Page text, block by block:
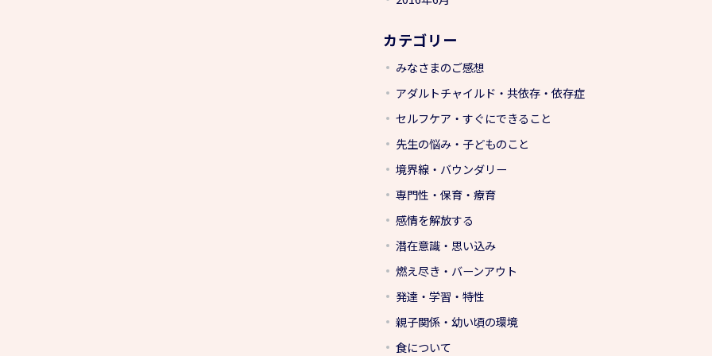
カテゴリー
みなさまのご感想
アダルトチャイルド・共依存・依存症
セルフケア・すぐにできること
先生の悩み・子どものこと
境界線・バウンダリー
専門性・保育・療育
感情を解放する
潜在意識・思い込み
燃え尽き・バーンアウト
発達・学習・特性
親子関係・幼い頃の環境
食について